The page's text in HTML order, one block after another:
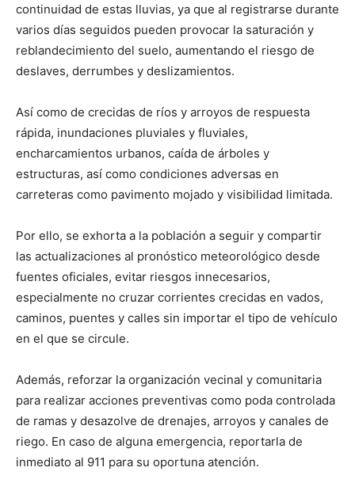
continuidad de estas lluvias, ya que al registrarse durante
varios días seguidos pueden provocar la saturación y
reblandecimiento del suelo, aumentando el riesgo de
deslaves, derrumbes y deslizamientos.
Así como de crecidas de ríos y arroyos de respuesta
rápida, inundaciones pluviales y fluviales,
encharcamientos urbanos, caída de árboles y
estructuras, así como condiciones adversas en
carreteras como pavimento mojado y visibilidad limitada.
Por ello, se exhorta a la población a seguir y compartir
las actualizaciones al pronóstico meteorológico desde
fuentes oficiales, evitar riesgos innecesarios,
especialmente no cruzar corrientes crecidas en vados,
caminos, puentes y calles sin importar el tipo de vehículo
en el que se circule.
Además, reforzar la organización vecinal y comunitaria
para realizar acciones preventivas como poda controlada
de ramas y desazolve de drenajes, arroyos y canales de
riego. En caso de alguna emergencia, reportarla de
inmediato al 911 para su oportuna atención.